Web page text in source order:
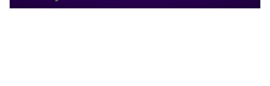
Klik Banner